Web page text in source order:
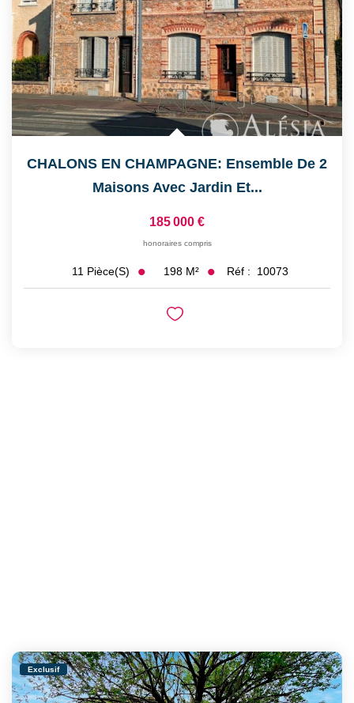
CHALONS EN CHAMPAGNE: Ensemble De 2
Maisons Avec Jardin Et...
185 000 €
honoraires compris
11 Pièce(s) 198 M² Réf : 10073
Exclusif